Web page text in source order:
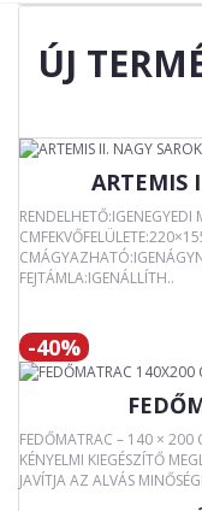
ÚJ
ARTEMIS
RENDELHETŐ:IGENEGYEDI
FEJTÁMLA:IGENÁLLÍTH..
-40%
FEDŐMATRAC – 140 × 200
KÉNYELMI KIEGÉSZÍTŐ
JAVÍTJA AZ ALVÁS